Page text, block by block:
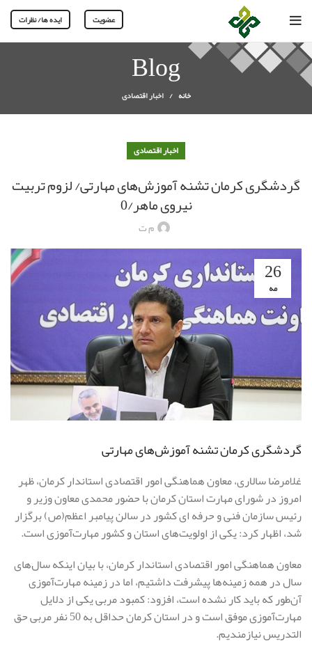
عضویت ایده ها/ نظرات
Blog
خانه اخبار اقتصادی
اخبار اقتصادی
گردشگری کرمان تشنه آموزش‌های مهارتی/ لزوم تربیت
نیروی ماهر/0
م ت
26
مه
گردشگری کرمان تشنه آموزش‌های مهارتی
غلامرضا سالاری، معاون هماهنگی امور اقتصادی استاندار کرمان، ظهر
امروز در شوراى مهارت استان کرمان با حضور محمدی معاون وزیر و
رئیس سازمان فنى و حرفه اى کشور در سالن پیامبر اعظم(ص) برگزار
شد، اظهار کرد: یکی از اولویت‌های استان و کشور مهارت‌آموزی است.
معاون هماهنگی امور اقتصادی استاندار کرمان، با بیان اینکه سال‌های
سال در همه زمینه‌ها پیشرفت داشتیم، اما در زمینه مهارت‌آموزی
آن‌طور که باید کار نشده است، افزود: کمبود مربی یکی از دلایل
مهارت‌آموزی موفق است و در استان کرمان حداقل به 50 نفر مربی حق
التدریس نیازمندیم.